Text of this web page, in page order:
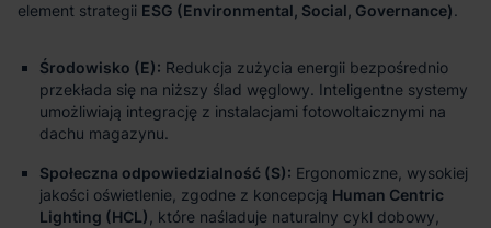
ESG (Environmental, Social, Governance)
Środowisko (E): Redukcja zużycia energii bezpośrednio
przekłada się na niższy ślad węglowy. Inteligentne systemy
umożliwiają integrację z instalacjami fotowoltaicznymi na
dachu magazynu.
Społeczna odpowiedzialność (S): Ergonomiczne, wysokiej
jakości oświetlenie, zgodne z koncepcją Human Centric
Lighting (HCL)
, które naśladuje naturalny cykl dobowy,